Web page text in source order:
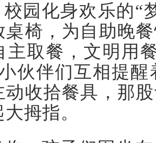
校园化身欢乐的“
桌椅，为自助晚
主取餐，文明用
伙伴们互相提
动收拾餐具，那
拇指。